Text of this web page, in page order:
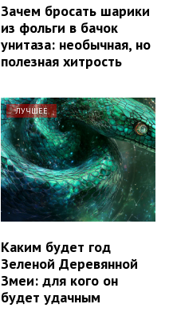
Зачем бросать шарики
из фольги в бачок
унитаза: необычная, но
полезная хитрость
ЛУЧШЕЕ
Каким будет год
Зеленой Деревянной
Змеи: для кого он
будет удачным